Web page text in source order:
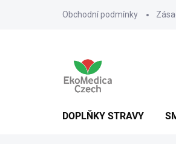
Obchodní podmínky
DOPLŇKY STRAVY